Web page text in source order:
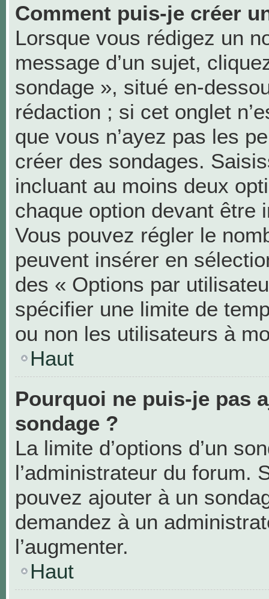
Comment puis-je créer
Lorsque vous rédigez un
message d’un sujet,
sondage », situé en-
rédaction ; si cet onglet
que vous n’ayez pas les
créer des sondages.
incluant au moins deux
chaque option devant être
Vous pouvez régler le
peuvent insérer en
des « Options par
spécifier une limite de
ou non les utilisateurs à
Haut
Pourquoi ne puis-je pas
sondage ?
La limite d’options d’un
l’administrateur du forum.
pouvez ajouter à un
demandez à un
l’augmenter.
Haut